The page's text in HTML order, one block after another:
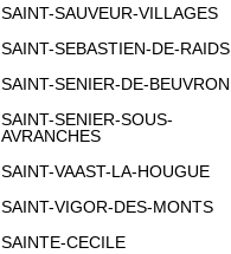
SAINT-SAUVEUR-VILLAGES
SAINT-SEBASTIEN-DE-RAIDS
SAINT-SENIER-DE-BEUVRON
SAINT-SENIER-SOUS-
AVRANCHES
SAINT-VAAST-LA-HOUGUE
SAINT-VIGOR-DES-MONTS
SAINTE-CECILE